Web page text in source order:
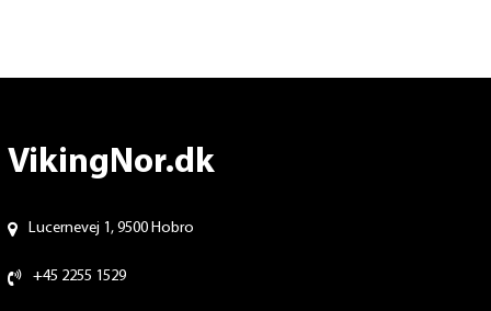
VikingNor.dk
Lucernevej 1, 9500 Hobro
+45 2255 1529